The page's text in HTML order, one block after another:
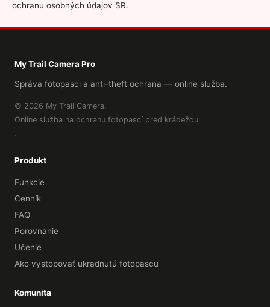
ochranu osobných údajov SR.
My Trail Camera Pro
Správa fotopasci a anti-theft ochrana — online služba.
© 2026 My Trail Camera.
Online služba na ochranu fotopascí pred krádežou
.
Produkt
Funkcie
Cenník
FAQ
Porovnanie
Učenie
Ako vystopovať ukradnutú fotopascu
Komunita